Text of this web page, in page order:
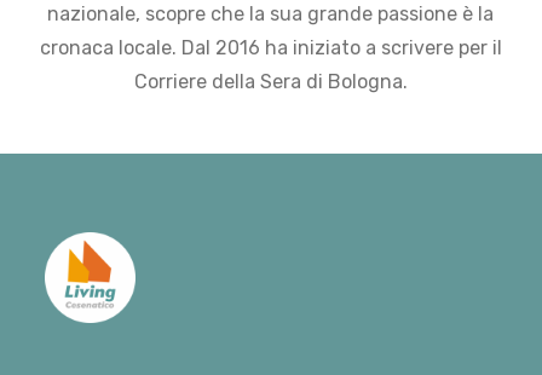
nazionale, scopre che la sua grande passione è la
cronaca locale. Dal 2016 ha iniziato a scrivere per il
Corriere della Sera di Bologna.